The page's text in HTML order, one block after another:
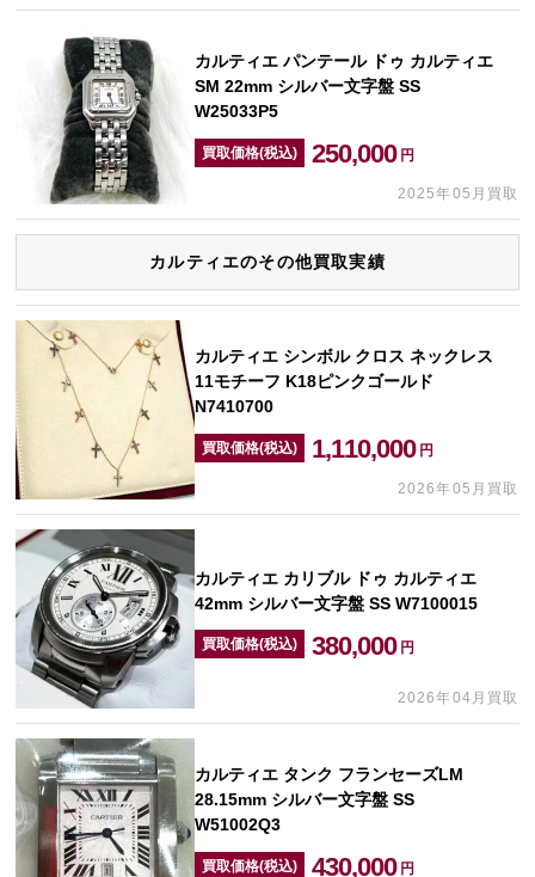
カルティエ パンテール ドゥ カルティエ
SM 22mm シルバー文字盤 SS
W25033P5
買取価格(税込) 250,000 円
2025年05月買取
カルティエのその他買取実績
カルティエ シンボル クロス ネックレス
11モチーフ K18ピンクゴールド
N7410700
買取価格(税込) 1,110,000 円
2026年05月買取
カルティエ カリブル ドゥ カルティエ
42mm シルバー文字盤 SS W7100015
買取価格(税込) 380,000 円
2026年04月買取
カルティエ タンク フランセーズLM
28.15mm シルバー文字盤 SS
W51002Q3
買取価格(税込) 430,000 円